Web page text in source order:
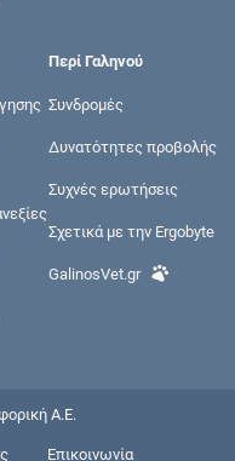
Περί Γαληνού
Συνδρομές
Δυνατότητες προβολής
Συχνές ερωτήσεις
Σχετικά με την Ergobyte
GalinosVet.gr
Α.Ε.
Επικοινωνία